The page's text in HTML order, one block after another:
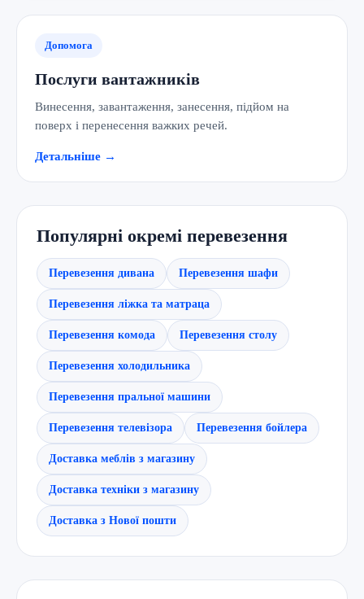
Допомога
Послуги вантажників
Винесення, завантаження, занесення, підйом на
поверх і перенесення важких речей.
Детальніше →
Популярні окремі перевезення
Перевезення дивана Перевезення шафи
Перевезення ліжка та матраца
Перевезення комода Перевезення столу
Перевезення холодильника
Перевезення пральної машини
Перевезення телевізора Перевезення бойлера
Доставка меблів з магазину
Доставка техніки з магазину
Доставка з Нової пошти